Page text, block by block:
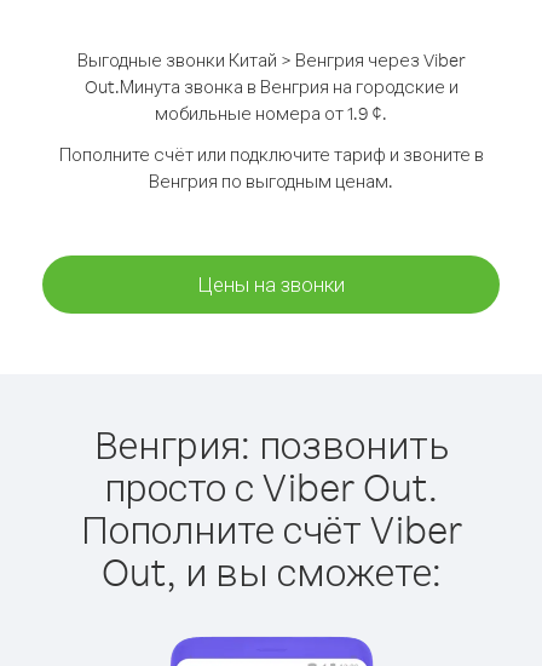
Выгодные звонки Китай > Венгрия через Viber
Out.Минута звонка в Венгрия на городские и
мобильные номера от 1.9 ¢.
Пополните счёт или подключите тариф и звоните в
Венгрия по выгодным ценам.
Цены на звонки
Венгрия: позвонить
просто с Viber Out.
Пополните счёт Viber
Out, и вы сможете: